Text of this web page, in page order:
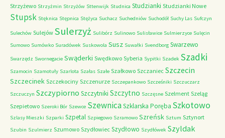
Strzyżewo Strzyżmin Strzyżów Sttenwijk Studnica Studzianki Studzianki Nowe
Stupsk Stęknica Stępnica Stężyca Suchacz Suchedniów Suchodół Suchy Las Sufczyn
Sulechów Sulejów Sulerzyż Sulibórz Sulinowo Sulisławice Sulmierzyce Sulęcin
Sumowo Sumówko Suradówek Suskowola Susz Suwałki Svendborg Swarzewo
Swarzędz Swornegacie Swąderki Swędkowo Syberia Sypitki Szadek Szadki
Szamocin Szamotuły Szarlota Szałas Szałe Szałkowo Szczaniec Szczecin
Szczecinek Szczekociny Szczenurze Szczepankowo Szcześniki Szczuczarz
Szczuczyn Szczypiorno Szczytniki Szczytno Szczęsne Szelment Szeląg
Szepietowo Szeroki Bór Szewce SzewnicaSzklarska Poręba Szkotowo
Szlasy Mieszki Szparki Szpetal Szpiegowo Szramowo Szreńsk Sztum Sztynort
Szubin Szulmierz Szumowo Szydłowiec Szydłowo Szydłówek Szyldak